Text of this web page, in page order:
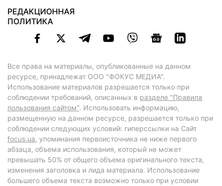
РЕДАКЦИОННАЯ
ПОЛИТИКА
Все права на материалы, опубликованные на данном
ресурсе, принадлежат ООО "ФОКУС МЕДИА".
Использование материалов разрешается только при
соблюдении требований, описанных в разделе "Правила
пользования сайтом". Использовать информацию,
размещенную на данном ресурсе, разрешается только при
соблюдении следующих условий: гиперссылки на Сайт
focus.ua, упоминания первоисточника не ниже первого
абзаца, объема использования, который не может
превышать 50% от общего объема оригинального текста,
изменения заголовка и лида материала. Использование
большего объема текста возможно только при условии